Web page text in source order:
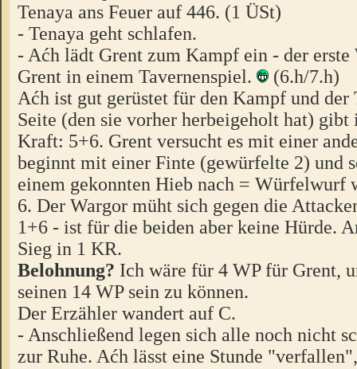
Tenaya ans Feuer auf 446. (1 ÜSt)
- Tenaya geht schlafen.
- Aćh lädt Grent zum Kampf ein - der
Grent in einem Tavernenspiel.
(6.h/7.h)
Aćh ist gut gerüstet für den Kampf und der
Seite (den sie vorher herbeigeholt hat) gibt
Kraft: 5+6. Grent versucht es mit einer
beginnt mit einer Finte (gewürfelte 2) und
einem gekonnten Hieb nach = Würfelwurf
6. Der Wargor müht sich gegen die
1+6 - ist für die beiden aber keine Hürde.
Sieg in 1 KR.
Belohnung? Ich wäre für 4 WP für Grent,
seinen 14 WP sein zu können.
Der Erzähler wandert auf C.
- Anschließend legen sich alle noch nicht
zur Ruhe. Aćh lässt eine Stunde